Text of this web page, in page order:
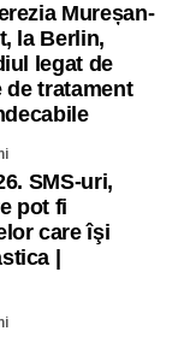
Mureșan-
la Berlin,
legat de
de tratament
SMS-uri,
pot fi
care îşi
|